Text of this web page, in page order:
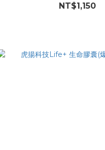
NT$1,150